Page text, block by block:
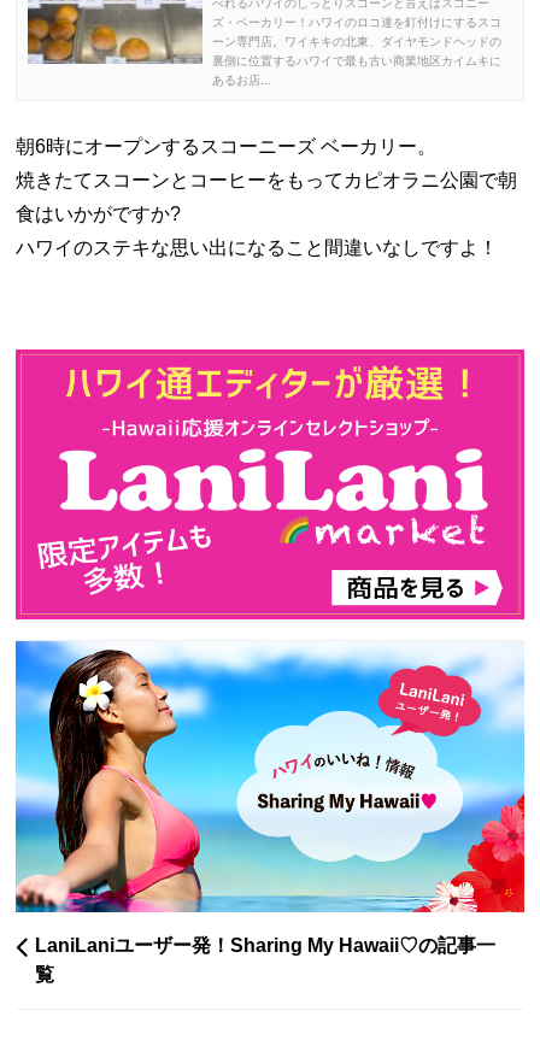
ズ・ベーカリー！ハワイのロコ達を釘付けにするスコ
ーン専門店。ワイキキの北東、ダイヤモンドヘッドの
裏側に位置するハワイで最も古い商業地区カイムキに
あるお店...
朝6時にオープンするスコーニーズ ベーカリー。
焼きたてスコーンとコーヒーをもってカピオラニ公園で朝
食はいかがですか?
ハワイのステキな思い出になること間違いなしですよ！
LaniLaniユーザー発！Sharing My Hawaii♡の記事一
覧